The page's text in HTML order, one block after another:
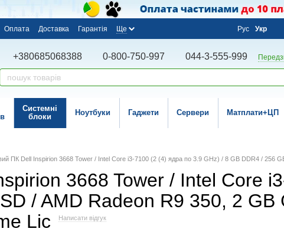
Оплата Доставка Гарантія Ще Рус Укр
+380685068388 0-800-750-997 044-3-555-999
Системні
блоки
Ноутбуки Гаджети Сервери Матплати+ЦП
ПК Dell Inspirion 3668 Tower / Intel Core i3-7100 (2 (4) ядра по 3.9 GHz) / 8 GB DDR4 / 256
3668 Tower / Intel Core
/ AMD Radeon R9 350, 2
Lic
Написати відгук